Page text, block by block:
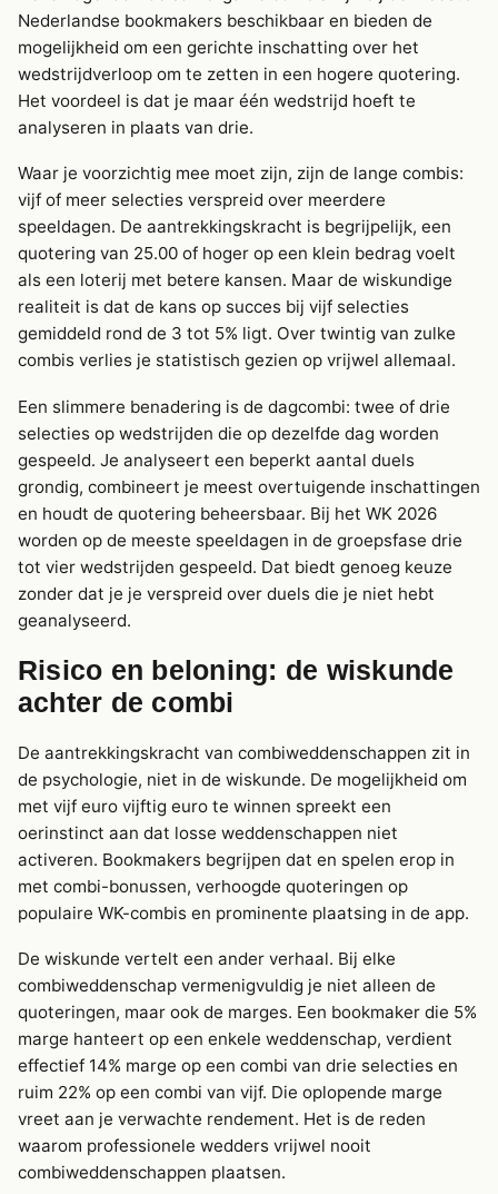
Nederlandse bookmakers beschikbaar en bieden de
mogelijkheid om een gerichte inschatting over het
wedstrijdverloop om te zetten in een hogere quotering.
Het voordeel is dat je maar één wedstrijd hoeft te
analyseren in plaats van drie.
Waar je voorzichtig mee moet zijn, zijn de lange combis:
vijf of meer selecties verspreid over meerdere
speeldagen. De aantrekkingskracht is begrijpelijk, een
quotering van 25.00 of hoger op een klein bedrag voelt
als een loterij met betere kansen. Maar de wiskundige
realiteit is dat de kans op succes bij vijf selecties
gemiddeld rond de 3 tot 5% ligt. Over twintig van zulke
combis verlies je statistisch gezien op vrijwel allemaal.
Een slimmere benadering is de dagcombi: twee of drie
selecties op wedstrijden die op dezelfde dag worden
gespeeld. Je analyseert een beperkt aantal duels
grondig, combineert je meest overtuigende inschattingen
en houdt de quotering beheersbaar. Bij het WK 2026
worden op de meeste speeldagen in de groepsfase drie
tot vier wedstrijden gespeeld. Dat biedt genoeg keuze
zonder dat je je verspreid over duels die je niet hebt
geanalyseerd.
Risico en beloning: de wiskunde
achter de combi
De aantrekkingskracht van combiweddenschappen zit in
de psychologie, niet in de wiskunde. De mogelijkheid om
met vijf euro vijftig euro te winnen spreekt een
oerinstinct aan dat losse weddenschappen niet
activeren. Bookmakers begrijpen dat en spelen erop in
met combi-bonussen, verhoogde quoteringen op
populaire WK-combis en prominente plaatsing in de app.
De wiskunde vertelt een ander verhaal. Bij elke
combiweddenschap vermenigvuldig je niet alleen de
quoteringen, maar ook de marges. Een bookmaker die 5%
marge hanteert op een enkele weddenschap, verdient
effectief 14% marge op een combi van drie selecties en
ruim 22% op een combi van vijf. Die oplopende marge
vreet aan je verwachte rendement. Het is de reden
waarom professionele wedders vrijwel nooit
combiweddenschappen plaatsen.